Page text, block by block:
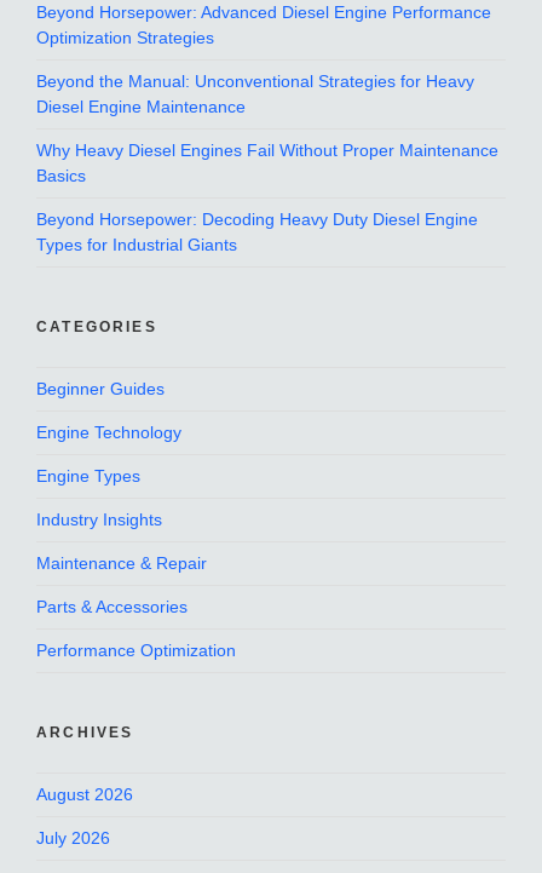
Beyond Horsepower: Advanced Diesel Engine Performance
Optimization Strategies
Beyond the Manual: Unconventional Strategies for Heavy
Diesel Engine Maintenance
Why Heavy Diesel Engines Fail Without Proper Maintenance
Basics
Beyond Horsepower: Decoding Heavy Duty Diesel Engine
Types for Industrial Giants
CATEGORIES
Beginner Guides
Engine Technology
Engine Types
Industry Insights
Maintenance & Repair
Parts & Accessories
Performance Optimization
ARCHIVES
August 2026
July 2026